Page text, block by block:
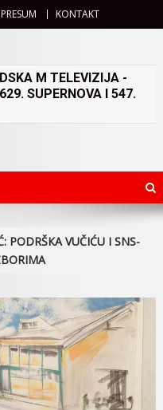
KONTAKT
M TELEVIZIJA -
SUPERNOVA I 547.
PODRŠКA VUČIĆU I SNS-